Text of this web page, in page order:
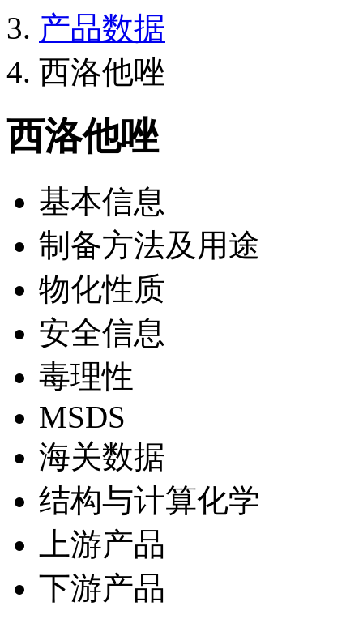
产品数据
西洛他唑
西洛他唑
基本信息
制备方法及用途
物化性质
安全信息
毒理性
MSDS
海关数据
结构与计算化学
上游产品
下游产品